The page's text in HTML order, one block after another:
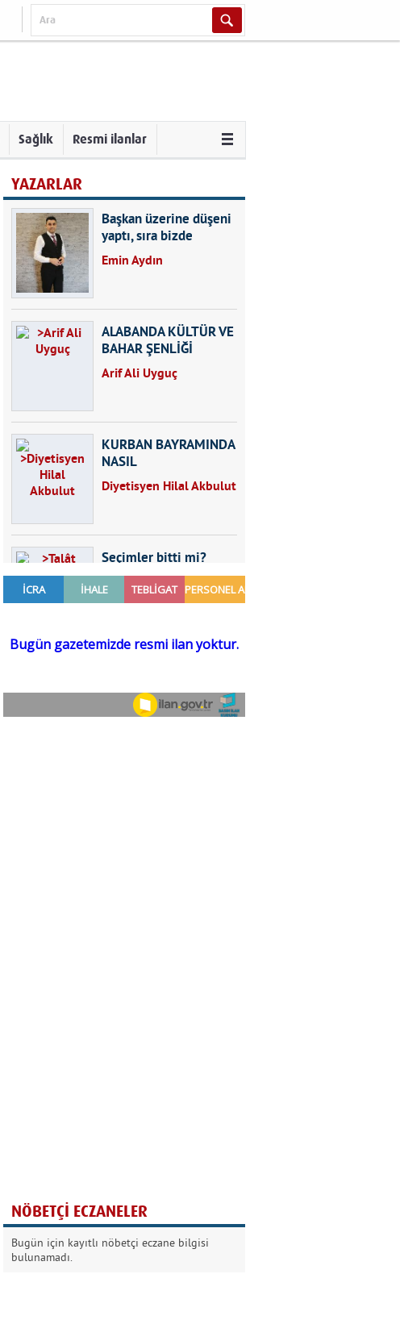
Sağlık Resmi ilanlar
YAZARLAR
Başkan üzerine düşeni
yaptı, sıra bizde
Emin Aydın
ALABANDA KÜLTÜR VE
BAHAR ŞENLİĞİ
Arif Ali Uyguç
KURBAN BAYRAMINDA
NASIL
BESLENMELİYİZ?
Diyetisyen Hilal Akbulut
Seçimler bitti mi?
Talât Yörük
Sezgin MADRAN
Kurban Bayramında
Dikkat!
NÖBETÇİ ECZANELER
Bugün için kayıtlı nöbetçi eczane bilgisi
bulunamadı.